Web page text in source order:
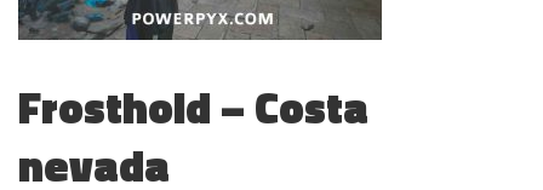
Frosthold – Costa
nevada